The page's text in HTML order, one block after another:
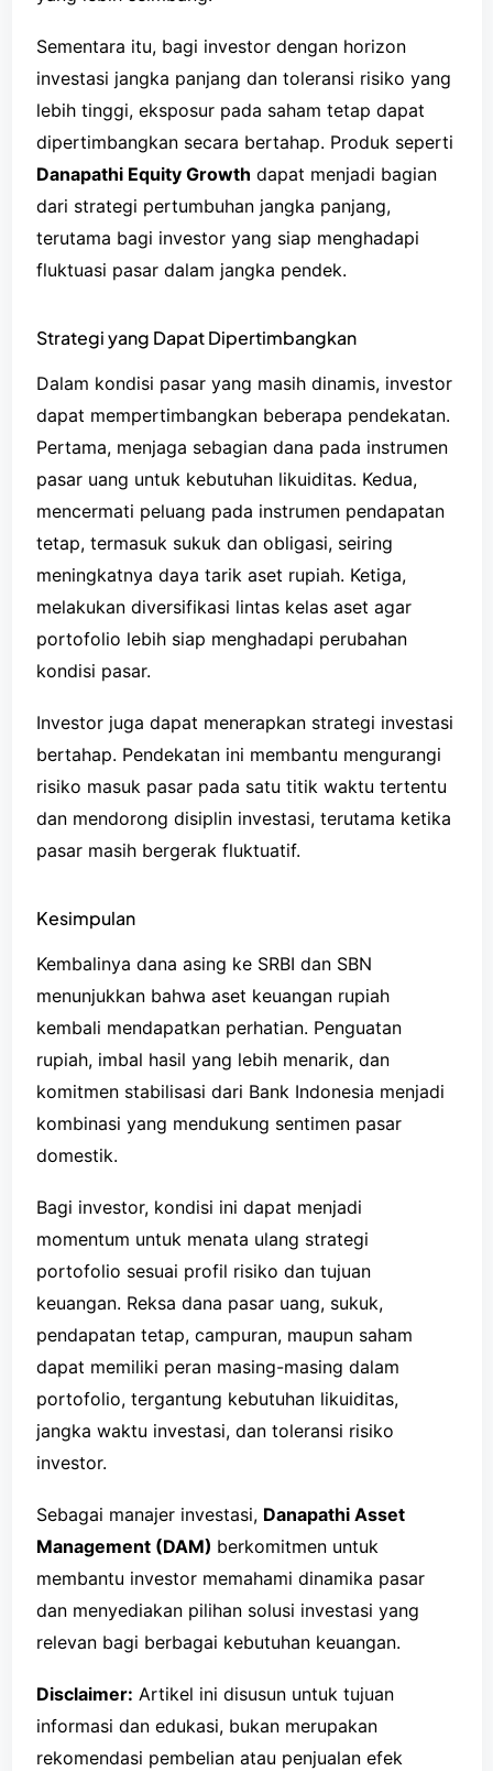
Sementara itu, bagi investor dengan horizon
investasi jangka panjang dan toleransi risiko yang
lebih tinggi, eksposur pada saham tetap dapat
dipertimbangkan secara bertahap. Produk seperti
Danapathi Equity Growth dapat menjadi bagian
dari strategi pertumbuhan jangka panjang,
terutama bagi investor yang siap menghadapi
fluktuasi pasar dalam jangka pendek.
Strategi yang Dapat Dipertimbangkan
Dalam kondisi pasar yang masih dinamis, investor
dapat mempertimbangkan beberapa pendekatan.
Pertama, menjaga sebagian dana pada instrumen
pasar uang untuk kebutuhan likuiditas. Kedua,
mencermati peluang pada instrumen pendapatan
tetap, termasuk sukuk dan obligasi, seiring
meningkatnya daya tarik aset rupiah. Ketiga,
melakukan diversifikasi lintas kelas aset agar
portofolio lebih siap menghadapi perubahan
kondisi pasar.
Investor juga dapat menerapkan strategi investasi
bertahap. Pendekatan ini membantu mengurangi
risiko masuk pasar pada satu titik waktu tertentu
dan mendorong disiplin investasi, terutama ketika
pasar masih bergerak fluktuatif.
Kesimpulan
Kembalinya dana asing ke SRBI dan SBN
menunjukkan bahwa aset keuangan rupiah
kembali mendapatkan perhatian. Penguatan
rupiah, imbal hasil yang lebih menarik, dan
komitmen stabilisasi dari Bank Indonesia menjadi
kombinasi yang mendukung sentimen pasar
domestik.
Bagi investor, kondisi ini dapat menjadi
momentum untuk menata ulang strategi
portofolio sesuai profil risiko dan tujuan
keuangan. Reksa dana pasar uang, sukuk,
pendapatan tetap, campuran, maupun saham
dapat memiliki peran masing-masing dalam
portofolio, tergantung kebutuhan likuiditas,
jangka waktu investasi, dan toleransi risiko
investor.
Sebagai manajer investasi, Danapathi Asset
Management (DAM) berkomitmen untuk
membantu investor memahami dinamika pasar
dan menyediakan pilihan solusi investasi yang
relevan bagi berbagai kebutuhan keuangan.
Disclaimer: Artikel ini disusun untuk tujuan
informasi dan edukasi, bukan merupakan
rekomendasi pembelian atau penjualan efek